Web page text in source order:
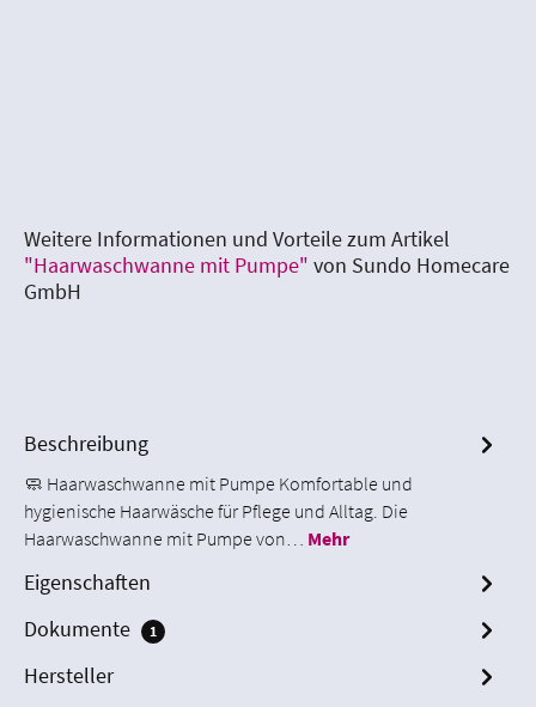
Weitere Informationen und Vorteile zum Artikel
"Haarwaschwanne mit Pumpe" von Sundo Homecare
GmbH
Beschreibung
🧼 Haarwaschwanne mit Pumpe Komfortable und
hygienische Haarwäsche für Pflege und Alltag. Die
Haarwaschwanne mit Pumpe von… Mehr
Eigenschaften
Dokumente
1
Hersteller